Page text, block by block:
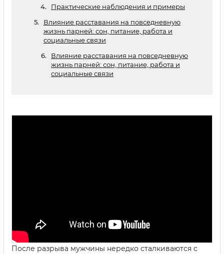
Практические наблюдения и примеры
Влияние расставания на повседневную
жизнь парней: сон, питание, работа и
социальные связи
Влияние расставания на повседневную
жизнь парней: сон, питание, работа и
социальные связи
После разрыва мужчины нередко сталкиваются с